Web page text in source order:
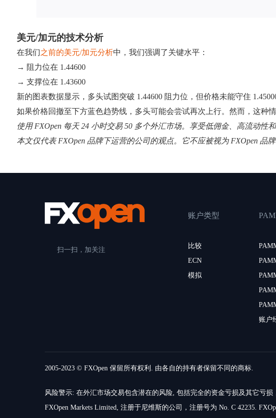
美元/加元的技术分析
在我们之前的美元/加元分析中，我们强调了关键水平：
→ 阻力位在 1.44600
→ 支撑位在 1.43600
新的图表数据显示，多头试图突破 1.44600 阻力位，但价格未能守住
如果价格回撤至下方蓝色趋势线，多头可能会尝试再次上行。然而，这种
使用 FXOpen 每天 24 小时交易 50 多个外汇市场。享受低佣金、高流动性
本文仅代表 FXOpen 品牌下运营的公司的观点。它不应被视为 FXOpen
扫一扫，加关注
账户类型
比较
ECN
模拟
账户
2005-2023 © FXOpen 保留所有权利. 由各自的持有者保留不同的商标.
风险警示: 在外汇市场交易包含潜在的风险, 包括完全的资金亏损及其它亏
FXOpen Markets Limited, 注册于尼维斯的公司，注册号为 No. C 42235.